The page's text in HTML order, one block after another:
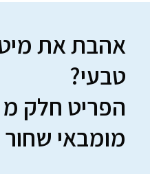
אהבת את מיטה
טבעי?
הפריט חלק מ
מומבאי